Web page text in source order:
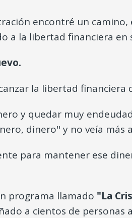
encontré un
a la libertad financiera en
la libertad financiera
y quedar muy
dinero" y no veía más
para mantener ese
programa llamado "La
a cientos de